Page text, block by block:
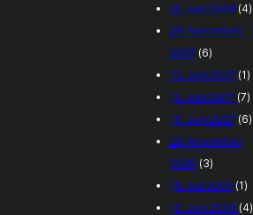
12. Juni 2008 (4)
28. November
2007 (6)
13. Juni 2007 (1)
12. Juni 2007 (7)
10. Juni 2007 (6)
28. November
2006 (3)
10. Juli 2006 (1)
10. Juni 2006 (4)